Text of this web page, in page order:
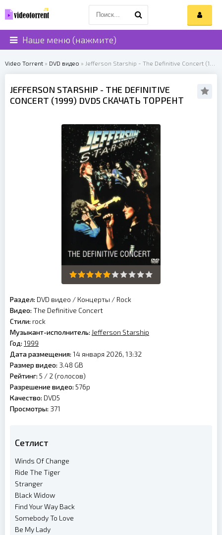
Наше меню (нажмите)
Video Torrent » DVD видео » Jefferson Starship - The Definitive Concert (1999)
JEFFERSON STARSHIP - THE DEFINITIVE
CONCERT (1999) DVD5 СКАЧАТЬ ТОРРЕНТ
Раздел: DVD видео / Концерты / Rock
Видео: The Definitive Concert
Стили: rock
Музыкант-исполнитель: Jefferson Starship
Год: 1999
Дата размещения: 14 января 2026, 13:32
Размер видео: 3.48 GB
Рейтинг: 5 / 2 (голосов)
Разрешение видео: 576p
Качество: DVD5
Просмотры: 371
Сетлист
Winds Of Change
Ride The Tiger
Stranger
Black Widow
Find Your Way Back
Somebody To Love
Be My Lady